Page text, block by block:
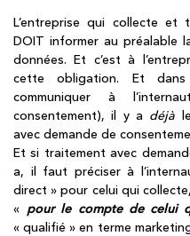
L’entreprise qui collecte et
DOIT informer au préalable
données. Et c’est à
cette obligation. Et
communiquer à
consentement), il y a déjà
avec demande de
Et si traitement avec
a, il faut préciser à
direct » pour celui qui
« pour le compte de celui
« qualifié » en terme